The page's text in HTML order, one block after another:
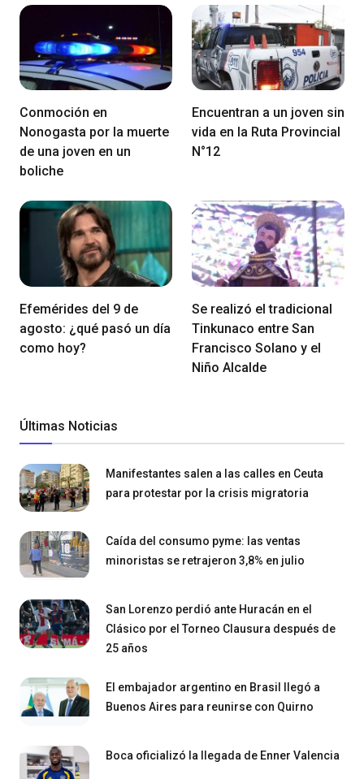
Conmoción en
Nonogasta por la muerte
de una joven en un
boliche
Encuentran a un joven sin
vida en la Ruta Provincial
N°12
Efemérides del 9 de
agosto: ¿qué pasó un día
como hoy?
Se realizó el tradicional
Tinkunaco entre San
Francisco Solano y el
Niño Alcalde
Últimas Noticias
Manifestantes salen a las calles en Ceuta
para protestar por la crisis migratoria
Caída del consumo pyme: las ventas
minoristas se retrajeron 3,8% en julio
San Lorenzo perdió ante Huracán en el
Clásico por el Torneo Clausura después de
25 años
El embajador argentino en Brasil llegó a
Buenos Aires para reunirse con Quirno
Boca oficializó la llegada de Enner Valencia